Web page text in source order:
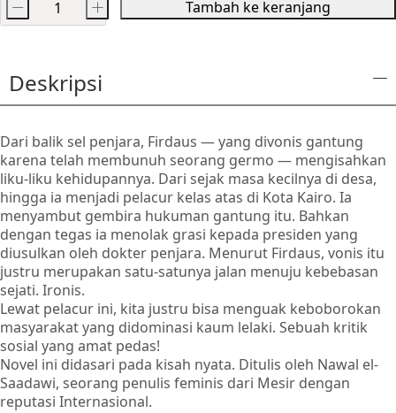
adalah:
Rp70.000.
ini
adalah:
Kuantitas
Titik
Nol
- + Tambah ke keranjang
Deskripsi
Dari balik sel penjara, Firdaus — yang divonis gantung
karena telah membunuh seorang germo — mengisahkan
liku-liku kehidupannya. Dari sejak masa kecilnya di desa,
hingga ia menjadi pelacur kelas atas di Kota Kairo. Ia
menyambut gembira hukuman gantung itu. Bahkan
dengan tegas ia menolak grasi kepada presiden yang
diusulkan oleh dokter penjara. Menurut Firdaus, vonis itu
justru merupakan satu-satunya jalan menuju kebebasan
sejati. Ironis.
Lewat pelacur ini, kita justru bisa menguak keboborokan
masyarakat yang didominasi kaum lelaki. Sebuah kritik
sosial yang amat pedas!
Novel ini didasari pada kisah nyata. Ditulis oleh Nawal el-
Saadawi, seorang penulis feminis dari Mesir dengan
reputasi Internasional.